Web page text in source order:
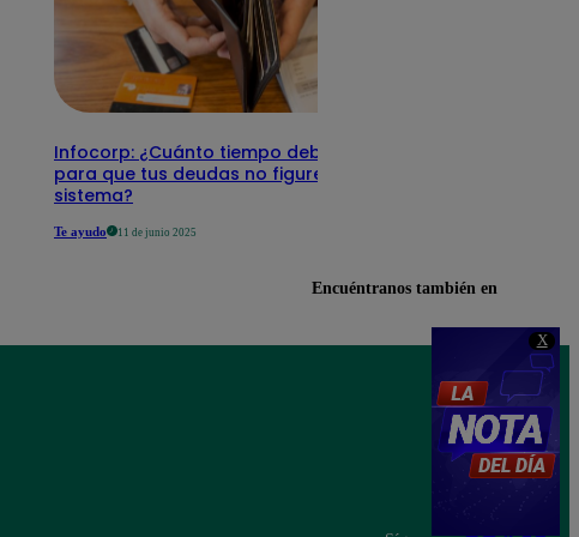
X
Infocorp: ¿Cuánto tiempo debe pasar
para que tus deudas no figuren en su
sistema?
Te ayudo 11 de junio 2025
Encuéntranos también en